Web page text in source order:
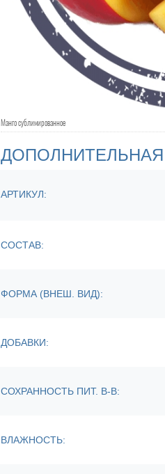
Манго сублимированное
АРТИКУЛ:
СОСТАВ:
ФОРМА (ВНЕШ. ВИД):
ДОБАВКИ:
СОХРАННОСТЬ ПИТ. В-В:
ВЛАЖНОСТЬ: